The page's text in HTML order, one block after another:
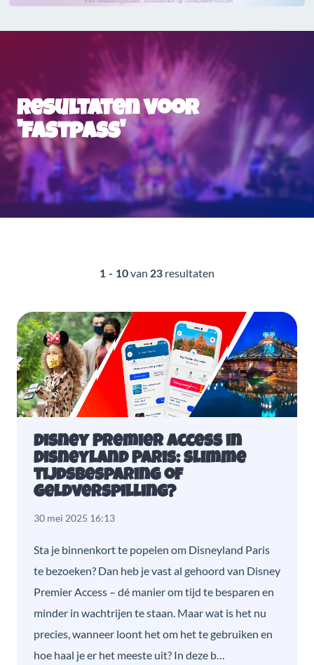
Resultaten voor
'fastpass'
1 - 10van 23 resultaten
Disney Premier Access in
Disneyland Paris: slimme
tijdsbesparing of
geldverspilling?
30 mei 2025 16:13
Sta je binnenkort te popelen om Disneyland Paris
te bezoeken? Dan heb je vast al gehoord van Disney
Premier Access – dé manier om tijd te besparen en
minder in wachtrijen te staan. Maar wat is het nu
precies, wanneer loont het om het te gebruiken en
hoe haal je er het meeste uit? In deze b…